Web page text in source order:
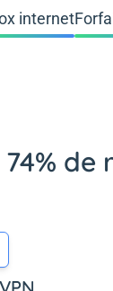
internet
de